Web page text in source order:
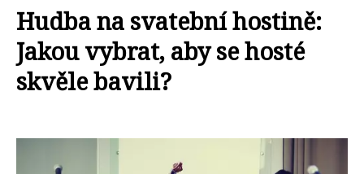
Hudba na svatební hostině:
Jakou vybrat, aby se hosté
skvěle bavili?